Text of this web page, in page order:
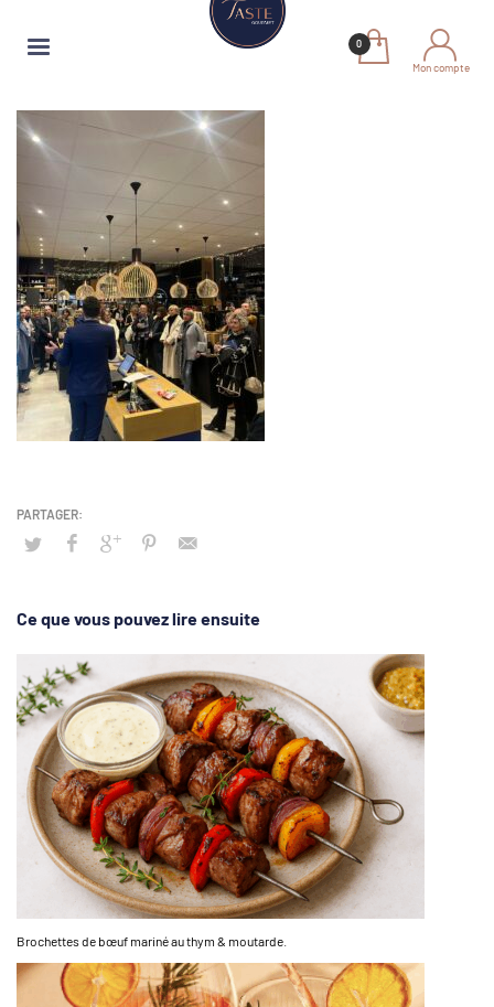
Mon compte
Ce que vous pouvez lire ensuite
Brochettes de bœuf mariné au thym & moutarde.